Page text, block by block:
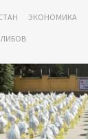
ЭКОНОМИКА